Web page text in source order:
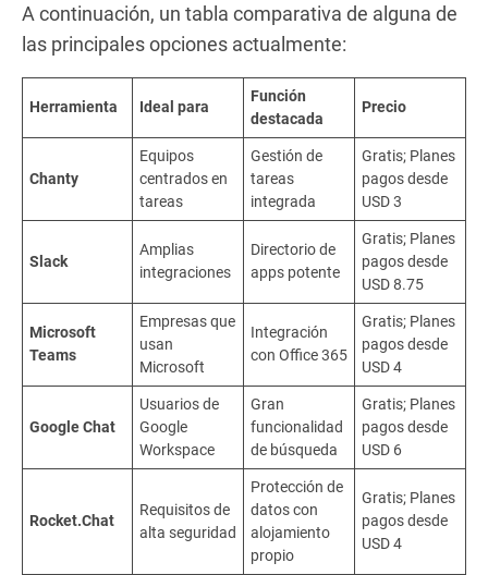
A continuación, un tabla comparativa de alguna de
las principales opciones actualmente:
Herramienta Ideal para
Función
destacada
Precio
Chanty
Equipos
centrados en
tareas
Gestión de
tareas
integrada
Gratis; Planes
pagos desde
USD 3
Slack
Amplias
integraciones
Directorio de
apps potente
Gratis; Planes
pagos desde
USD 8.75
Microsoft
Teams
Empresas que
usan
Microsoft
Integración
con Office 365
Gratis; Planes
pagos desde
USD 4
Google Chat
Usuarios de
Google
Workspace
Gran
funcionalidad
de búsqueda
Gratis; Planes
pagos desde
USD 6
Rocket.Chat
Requisitos de
alta seguridad
Protección de
datos con
alojamiento
propio
Gratis; Planes
pagos desde
USD 4